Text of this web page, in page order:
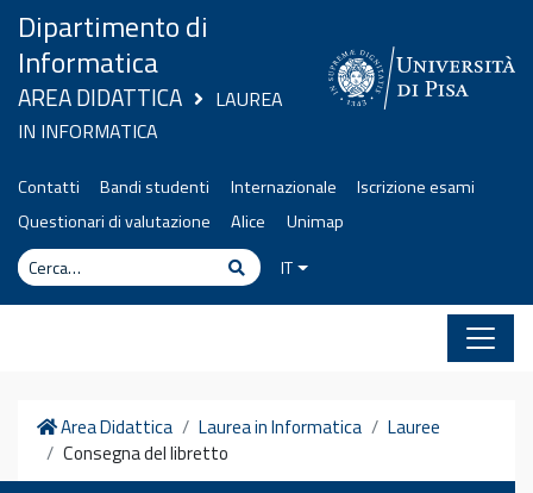
Vai al contenuto
Dipartimento di
Informatica
AREA DIDATTICA
LAUREA
IN INFORMATICA
Contatti Bandi studenti Internazionale
Iscrizione esami
Questionari di valutazione
Alice
Unimap
Cerca
CercaIT
Home
Area Didattica Laurea in Informatica
Lauree
Consegna del libretto